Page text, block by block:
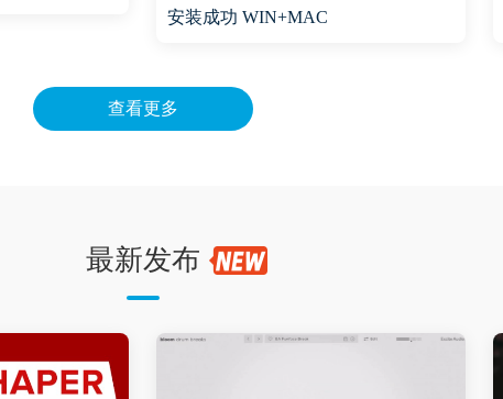
安装成功 WIN+MAC
查看更多
最新发布